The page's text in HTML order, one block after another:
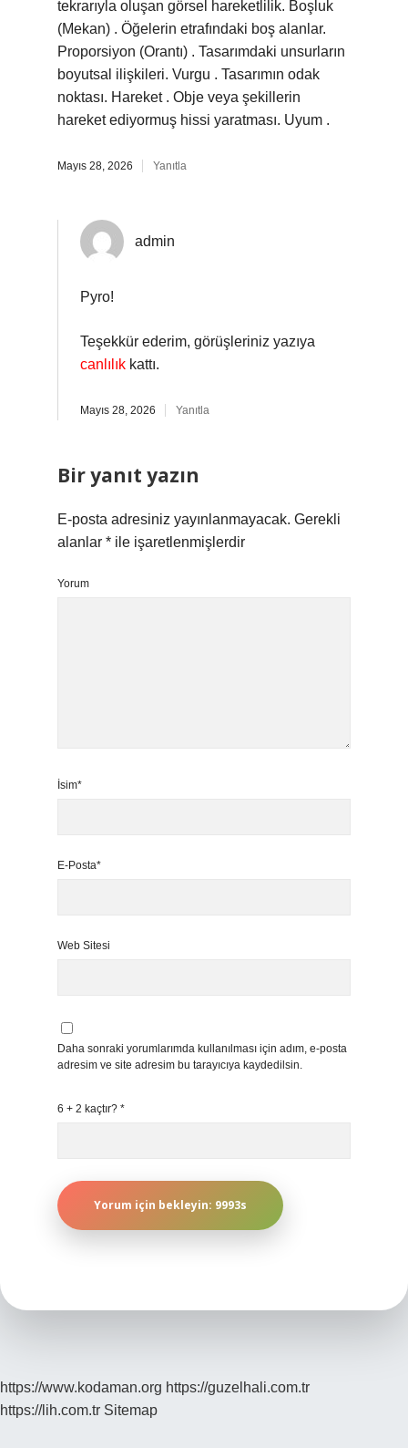
tekrarıyla oluşan görsel hareketlilik. Boşluk
(Mekan) . Öğelerin etrafındaki boş alanlar.
Proporsiyon (Orantı) . Tasarımdaki unsurların
boyutsal ilişkileri. Vurgu . Tasarımın odak
noktası. Hareket . Obje veya şekillerin
hareket ediyormuş hissi yaratması. Uyum .
Mayıs 28, 2026 Yanıtla
admin
Pyro!
Teşekkür ederim, görüşleriniz yazıya
canlılık kattı.
Mayıs 28, 2026 Yanıtla
Bir yanıt yazın
E-posta adresiniz yayınlanmayacak. Gerekli
alanlar * ile işaretlenmişlerdir
Yorum
İsim*
E-Posta*
Web Sitesi
Daha sonraki yorumlarımda kullanılması için adım, e-posta
adresim ve site adresim bu tarayıcıya kaydedilsin.
6 + 2 kaçtır? *
https://www.kodaman.org https://guzelhali.com.tr
https://lih.com.tr Sitemap